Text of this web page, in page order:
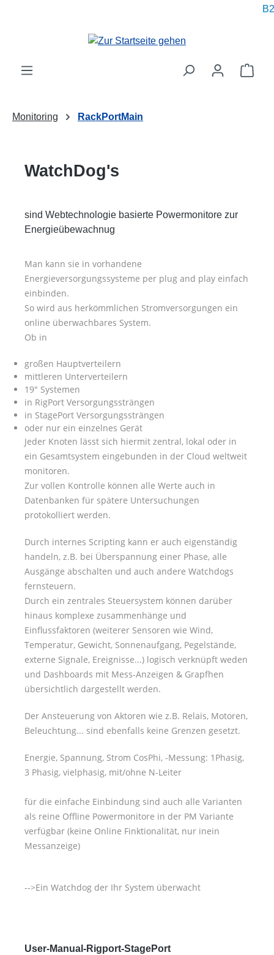
Monitoring RackPortMain
WatchDog's
sind Webtechnologie basierte Powermonitore zur
Energieübewachnug
Man kann sie in vorhandene
Energieversorgungssysteme per plug and play einfach
einbinden.
So wird aus herkömmlichen Stromversorgungen ein
online überwachbares System.
Ob in
großen Hauptverteilern
mittleren Unterverteilern
19" Systemen
in RigPort Versorgungssträngen
in StagePort Versorgungssträngen
oder nur ein einzelnes Gerät
Jeder Knoten lässt sich hiermit zentral, lokal oder in
ein Gesamtsystem eingebunden in der Cloud weltweit
monitoren.
Zur vollen Kontrolle können alle Werte auch in
Datenbanken für spätere Untersuchungen
protokolliert werden.
Durch internes Scripting kann er auch eigenständig
handeln, z.B. bei Überspannung einer Phase, alle
Ausgänge abschalten und auch andere Watchdogs
fernsteuern.
Durch ein zentrales Steuersystem können darüber
hinaus komplexe zusammenhänge und
Einflussfaktoren (weiterer Sensoren wie Wind,
Temperatur, Gewicht, Sonnenaufgang, Pegelstände,
externe Signale, Ereignisse...) logisch verknüpft weden
und Dashboards mit Mess-Anzeigen & Grapfhen
übersichtlich dargestellt werden.
Der Ansteuerung von Aktoren wie z.B. Relais, Motoren,
Beleuchtung... sind ebenfalls keine Grenzen gesetzt.
Energie, Spannung, Strom CosPhi, -Messung: 1Phasig,
3 Phasig, vielphasig, mit/ohne N-Leiter
für die einfache Einbindung sind auch alle Varianten
als reine Offline Powermonitore in der PM Variante
verfügbar (keine Online Finktionalität, nur inein
Messanzeige)
-->Ein Watchdog der Ihr System überwacht
User-Manual-Rigport-StagePort